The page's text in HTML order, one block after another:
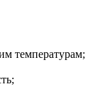
температурам;